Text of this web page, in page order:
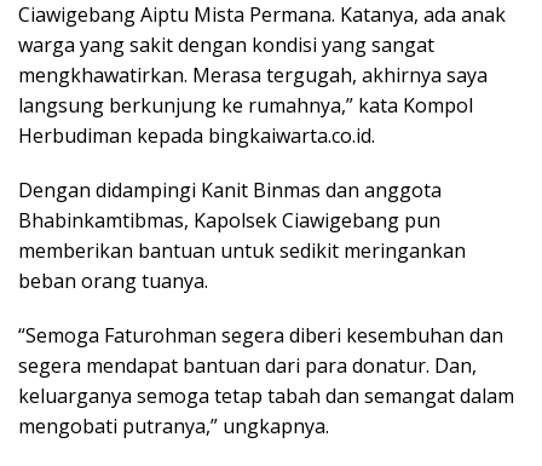
Ciawigebang Aiptu Mista Permana. Katanya, ada anak
warga yang sakit dengan kondisi yang sangat
mengkhawatirkan. Merasa tergugah, akhirnya saya
langsung berkunjung ke rumahnya,” kata Kompol
Herbudiman kepada bingkaiwarta.co.id.
Dengan didampingi Kanit Binmas dan anggota
Bhabinkamtibmas, Kapolsek Ciawigebang pun
memberikan bantuan untuk sedikit meringankan
beban orang tuanya.
“Semoga Faturohman segera diberi kesembuhan dan
segera mendapat bantuan dari para donatur. Dan,
keluarganya semoga tetap tabah dan semangat dalam
mengobati putranya,” ungkapnya.